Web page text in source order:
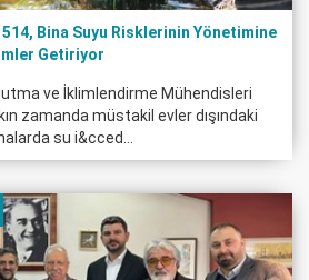
514, Bina Suyu Risklerinin Yönetimine
Getiriyor
ve İklimlendirme Mühendisleri
zamanda müstakil evler dışındaki
su i&cced...